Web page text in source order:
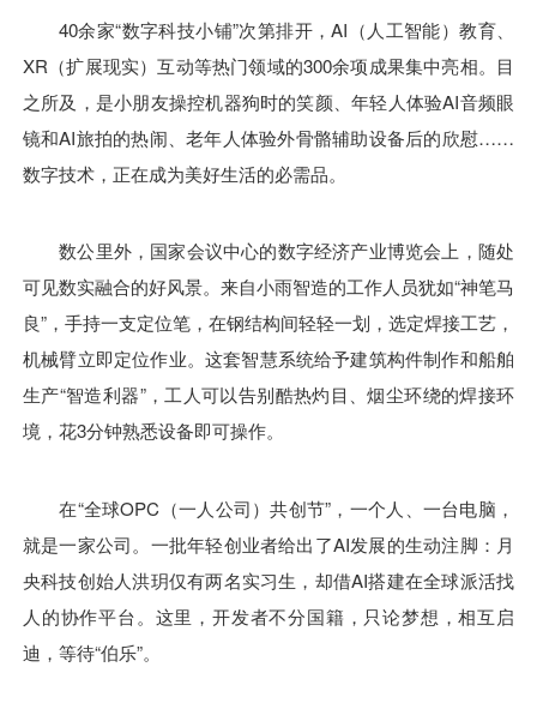
40余家“数字科技小铺”次第排开，AI（人工智能）教育、
XR（扩展现实）互动等热门领域的300余项成果集中亮相。目
之所及，是小朋友操控机器狗时的笑颜、年轻人体验AI音频眼
镜和AI旅拍的热闹、老年人体验外骨骼辅助设备后的欣慰……
数字技术，正在成为美好生活的必需品。
数公里外，国家会议中心的数字经济产业博览会上，随处
可见数实融合的好风景。来自小雨智造的工作人员犹如“神笔马
良”，手持一支定位笔，在钢结构间轻轻一划，选定焊接工艺，
机械臂立即定位作业。这套智慧系统给予建筑构件制作和船舶
生产“智造利器”，工人可以告别酷热灼目、烟尘环绕的焊接环
境，花3分钟熟悉设备即可操作。
在“全球OPC（一人公司）共创节”，一个人、一台电脑，
就是一家公司。一批年轻创业者给出了AI发展的生动注脚：月
央科技创始人洪玥仅有两名实习生，却借AI搭建在全球派活找
人的协作平台。这里，开发者不分国籍，只论梦想，相互启
迪，等待“伯乐”。